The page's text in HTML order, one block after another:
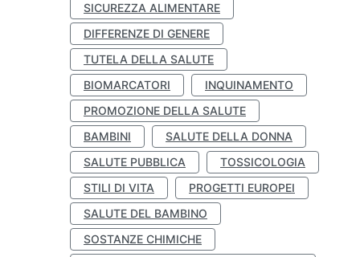
SICUREZZA ALIMENTARE
DIFFERENZE DI GENERE
TUTELA DELLA SALUTE
BIOMARCATORI
INQUINAMENTO
PROMOZIONE DELLA SALUTE
BAMBINI
SALUTE DELLA DONNA
SALUTE PUBBLICA
TOSSICOLOGIA
STILI DI VITA
PROGETTI EUROPEI
SALUTE DEL BAMBINO
SOSTANZE CHIMICHE